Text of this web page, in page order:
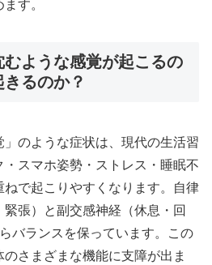
す。
ような感覚が起こるの
るのか？
」のような症状は、現代の生活習
スマホ姿勢・ストレス・睡眠不
ねで起こりやすくなります。自律
張）と副交感神経（休息・回
バランスを保っています。この
さまざまな機能に支障が出ま